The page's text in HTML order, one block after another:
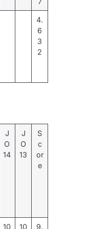
4.
6
3
2
J
O
14
J
O
13
S
c
or
e
10
10
9.